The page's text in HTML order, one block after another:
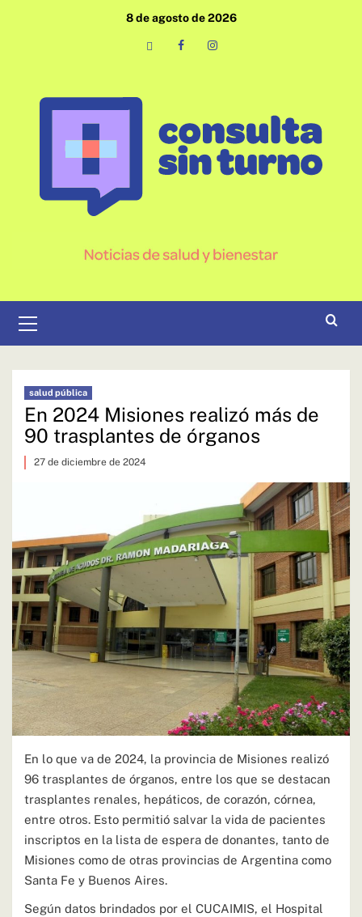
8 de agosto de 2026
primario
salud pública
En 2024 Misiones realizó más de
90 trasplantes de órganos
27 de diciembre de 2024
En lo que va de 2024, la provincia de Misiones realizó
96 trasplantes de órganos, entre los que se destacan
trasplantes renales, hepáticos, de corazón, córnea,
entre otros. Esto permitió salvar la vida de pacientes
inscriptos en la lista de espera de donantes, tanto de
Misiones como de otras provincias de Argentina como
Santa Fe y Buenos Aires.
Según datos brindados por el CUCAIMIS, el Hospital